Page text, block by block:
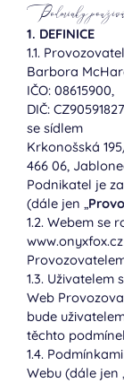
Podmínky
1. DEFINICE
1.1.
Barbora
IČO: 08615900,
DIČ:
se sídlem
Krkonošská
466 06,
Podnikatel je
(dále jen „
1.2. Webem se
1.3.
Web
bude
těchto
1.4.
Webu (dále jen